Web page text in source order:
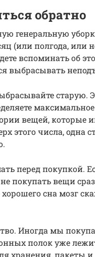
обратно
генеральную
(или полгода, или
вспоминать об
выбрасывать
старую.
вещей, которые
этого числа, одна
перед
покупать вещи
сна мозг
Иногда мы
полок уже
хранения, пакеты